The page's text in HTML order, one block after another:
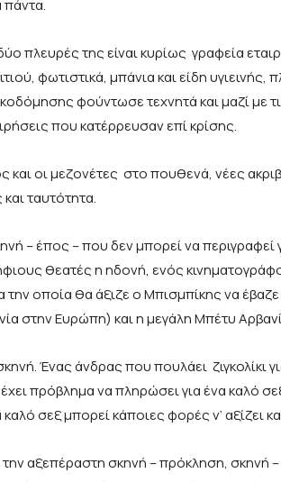
πάντα.
πλευρές της είναι κυρίως γραφεία
φωτιστικά, μπάνια και είδη υγιεινής,
φούντωσε τεχνητά και μαζί με
που κατέρρευσαν επί κρίσης.
οι μεζονέτες στο πουθενά, νέες
ταυτότητα.
– έπος – που δεν μπορεί να περιγραφεί
θεατές η ηδονή, ενός
την οποία θα άξιζε ο Μπισμπίκης να
στην Ευρώπη) και η μεγάλη Μπέτυ
Ένας άνδρας που πουλάει ζιγκολίκι
πρόβλημα να πληρώσει για ένα καλό
σεξ μπορεί κάποιες φορές ν’ αξίζει
αξεπέραστη σκηνή – πρόκληση, σκηνή –